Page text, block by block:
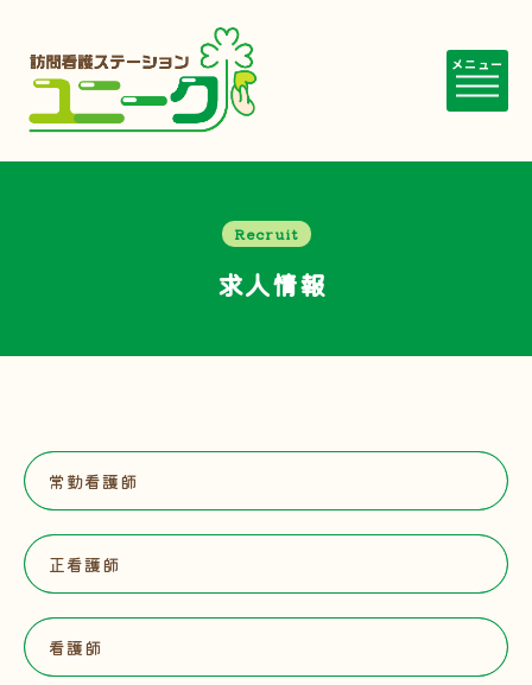
メニュー
Recruit
求人情報
常勤看護師
正看護師
看護師